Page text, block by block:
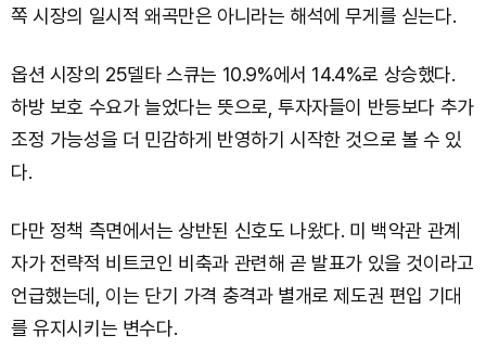
쪽 시장의 일시적 왜곡만은 아니라는 해석에 무게를 싣는다.
옵션 시장의 25델타 스큐는 10.9%에서 14.4%로 상승했다.
하방 보호 수요가 늘었다는 뜻으로, 투자자들이 반등보다 추가
조정 가능성을 더 민감하게 반영하기 시작한 것으로 볼 수 있
다.
다만 정책 측면에서는 상반된 신호도 나왔다. 미 백악관 관계
자가 전략적 비트코인 비축과 관련해 곧 발표가 있을 것이라고
언급했는데, 이는 단기 가격 충격과 별개로 제도권 편입 기대
를 유지시키는 변수다.